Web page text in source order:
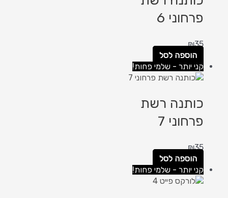
פרחוני 6
₪35
הוספה לסל
קני יותר - שלמי פחות!
כותנה רשת
פרחוני 7
₪35
הוספה לסל
קני יותר - שלמי פחות!